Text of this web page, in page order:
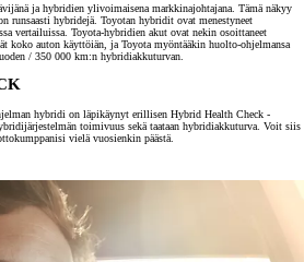
ja hybridien ylivoimaisena markkinajohtajana. Tämä näkyy
runsaasti hybridejä. Toyotan hybridit ovat menestyneet
vertailuissa. Toyota-hybridien akut ovat nekin osoittaneet
koko auton käyttöiän, ja Toyota myöntääkin huolto-ohjelmansa
/ 350 000 km:n hybridiakkuturvan.
hybridi on läpikäynyt erillisen Hybrid Health Check -
toimivuus sekä taataan hybridiakkuturva. Voit siis
vielä vuosienkin päästä.